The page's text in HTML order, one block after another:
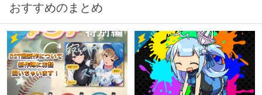
おすすめのまとめ